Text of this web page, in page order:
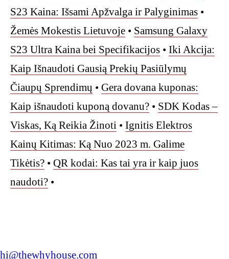
S23 Kaina: Išsami Apžvalga ir Palyginimas •
Žemės Mokestis Lietuvoje • Samsung Galaxy
S23 Ultra Kaina bei Specifikacijos • Iki Akcija:
Kaip Išnaudoti Gausią Prekių Pasiūlymų
Čiaupų Sprendimų • Gera dovana kuponas:
Kaip išnaudoti kuponą dovanu? • SDK Kodas –
Viskas, Ką Reikia Žinoti • Ignitis Elektros
Kainų Kitimas: Ką Nuo 2023 m. Galime
Tikėtis? • QR kodai: Kas tai yra ir kaip juos
naudoti? •
hi@thewhyhouse.com